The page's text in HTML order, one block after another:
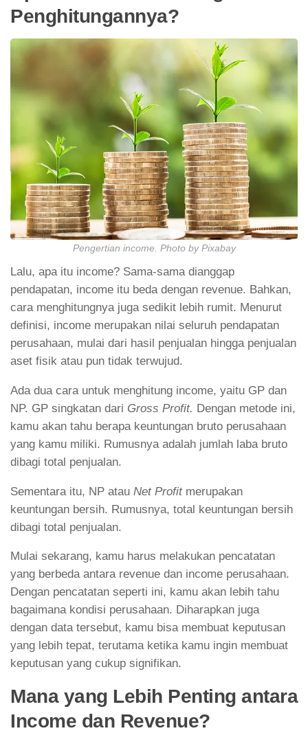
Penghitungannya?
Pengertian income. Photo by Pixabay
Lalu, apa itu income? Sama-sama dianggap
pendapatan, income itu beda dengan revenue. Bahkan,
cara menghitungnya juga sedikit lebih rumit. Menurut
definisi, income merupakan nilai seluruh pendapatan
perusahaan, mulai dari hasil penjualan hingga penjualan
aset fisik atau pun tidak terwujud.
Ada dua cara untuk menghitung income, yaitu GP dan
NP. GP singkatan dari Gross Profit. Dengan metode ini,
kamu akan tahu berapa keuntungan bruto perusahaan
yang kamu miliki. Rumusnya adalah jumlah laba bruto
dibagi total penjualan.
Sementara itu, NP atau Net Profit merupakan
keuntungan bersih. Rumusnya, total keuntungan bersih
dibagi total penjualan.
Mulai sekarang, kamu harus melakukan pencatatan
yang berbeda antara revenue dan income perusahaan.
Dengan pencatatan seperti ini, kamu akan lebih tahu
bagaimana kondisi perusahaan. Diharapkan juga
dengan data tersebut, kamu bisa membuat keputusan
yang lebih tepat, terutama ketika kamu ingin membuat
keputusan yang cukup signifikan.
Mana yang Lebih Penting antara
Income dan Revenue?